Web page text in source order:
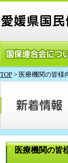
TOP > 医療機関の皆様
医療機関の皆